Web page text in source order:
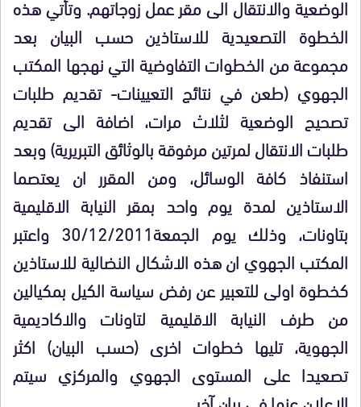
الوضعية والانتقال الى مقر عمل زوجاتهم. وتأتي هذه
الخطوة التصعيدية للاستاذين حسب البيان بعد
مجموعة من الخطوات التفاوضية التي نهجها المكتب
الجهوي (طعن في نتائج التعيينات- تقديم طلبات
تصحيح الوضعية لثلاث مرات، اضافة الى تقديم
طلبات الانتقال لمرتين مرفوقة بالوثائق التبريرية) وبعد
استنفاذ كافة الوسائل، ومن المقرر ان يعتصما
الاستاذين لمدة يوم واحد بمقر النيابة الاقليمية
بتاونات، وذلك يوم الجمعة30/12/2011 واعتبر
المكتب الجهوي ان هذه الاشكال النضالية للاستاذين
كخطوة اولى للتعبير عن رفض سياسة الكيل بمكيالين
من طرف النيابة الاقليمية لتاونات والاكاديمية
الجهوية، تليها خطوات اخرى (حسب البيان) اكثر
تصعيدا على المستوى الجهوي والمركزي سيتم